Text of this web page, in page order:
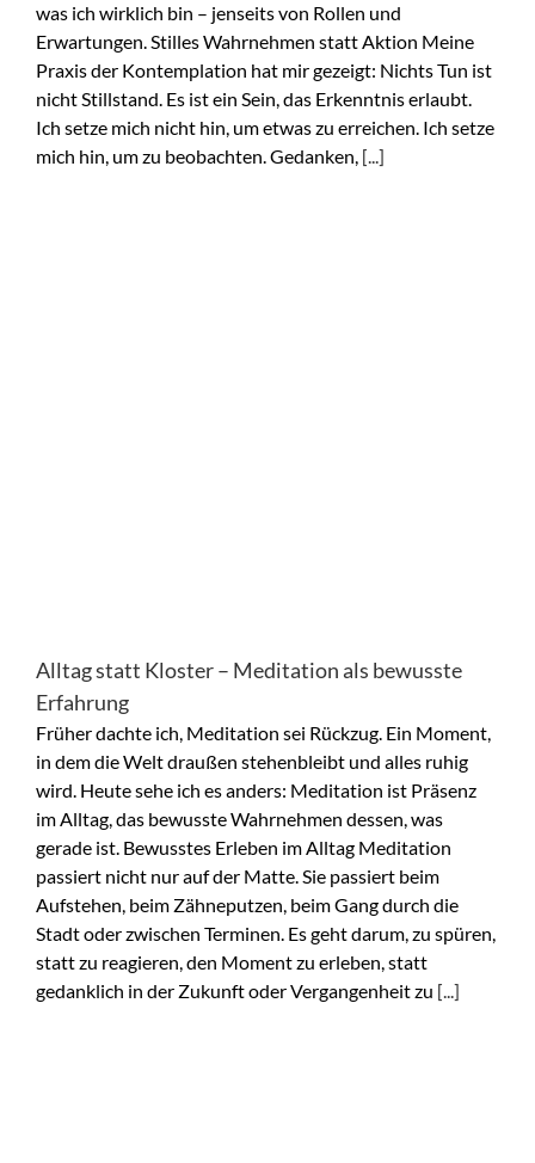
was ich wirklich bin – jenseits von Rollen und
Erwartungen. Stilles Wahrnehmen statt Aktion Meine
Praxis der Kontemplation hat mir gezeigt: Nichts Tun ist
nicht Stillstand. Es ist ein Sein, das Erkenntnis erlaubt.
Ich setze mich nicht hin, um etwas zu erreichen. Ich setze
mich hin, um zu beobachten. Gedanken, [...]
Alltag statt Kloster – Meditation als bewusste
Erfahrung
Früher dachte ich, Meditation sei Rückzug. Ein Moment,
in dem die Welt draußen stehenbleibt und alles ruhig
wird. Heute sehe ich es anders: Meditation ist Präsenz
im Alltag, das bewusste Wahrnehmen dessen, was
gerade ist. Bewusstes Erleben im Alltag Meditation
passiert nicht nur auf der Matte. Sie passiert beim
Aufstehen, beim Zähneputzen, beim Gang durch die
Stadt oder zwischen Terminen. Es geht darum, zu spüren,
statt zu reagieren, den Moment zu erleben, statt
gedanklich in der Zukunft oder Vergangenheit zu [...]